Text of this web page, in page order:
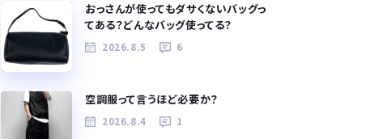
おっさんが使ってもダサくないバッグっ
てある？どんなバッグ使ってる？
2026.8.5 6
空調服って言うほど必要か？
2026.8.4 1